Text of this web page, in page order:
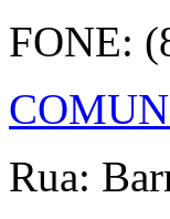
FONE:
Rua: